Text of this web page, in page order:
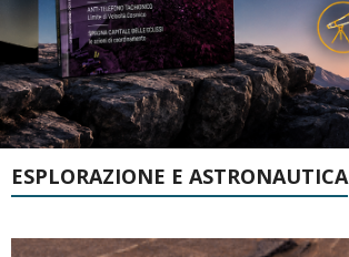
ESPLORAZIONE E ASTRONAUTICA